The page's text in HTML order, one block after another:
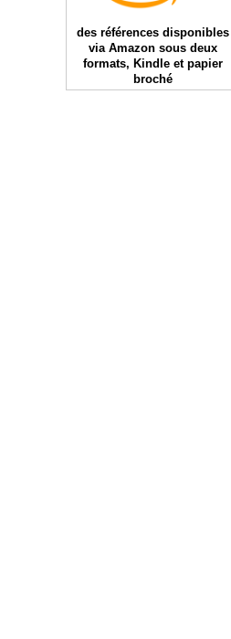
des références disponibles
via Amazon sous deux
formats, Kindle et papier
broché